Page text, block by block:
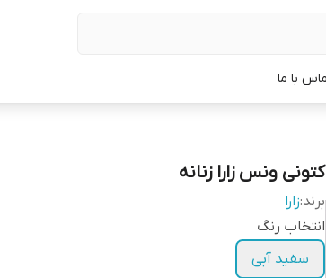
با ما
کتونی ونس زارا زنانه
برند:زارا
انتخاب رنگ
سفید آبی